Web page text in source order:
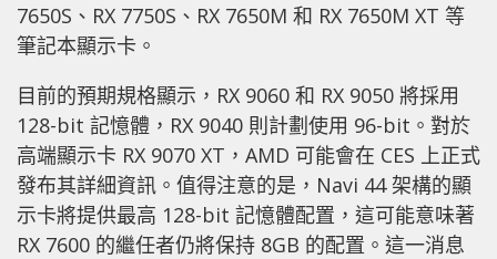
7650S、RX 7750S、RX 7650M 和 RX 7650M XT 等
筆記本顯示卡。
目前的預期規格顯示，RX 9060 和 RX 9050 將採用
128-bit 記憶體，RX 9040 則計劃使用 96-bit。對於
高端顯示卡 RX 9070 XT，AMD 可能會在 CES 上正式
發布其詳細資訊。值得注意的是，Navi 44 架構的顯
示卡將提供最高 128-bit 記憶體配置，這可能意味著
RX 7600 的繼任者仍將保持 8GB 的配置。這一消息